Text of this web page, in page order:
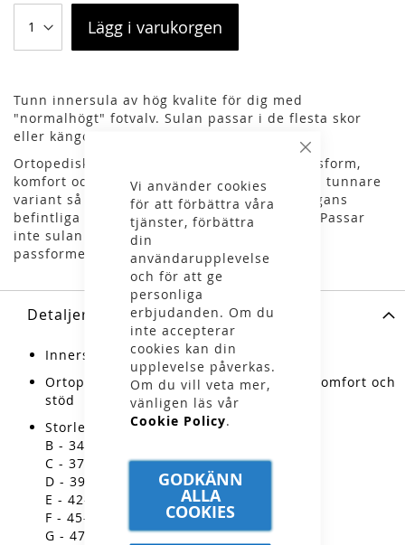
Stäng
Vi använder cookies
för att förbättra våra
tjänster, förbättra
din
användarupplevelse
och för att ge
personliga
erbjudanden. Om du
inte accepterar
cookies kan din
upplevelse påverkas.
Om du vill veta mer,
vänligen läs vår
Cookie Policy.
GODKÄNN
ALLA
COOKIES
Lägg i varukorgen
Tunn innersula av hög kvalite för dig med
"normalhögt" fotvalv. Sulan passar i de flesta skor
eller kängor.
Ortopediskt formad sula som förbättrar passform,
komfort och stöd för dina fötter. Sulan är en tunnare
variant så du kan enkelt plocka ur skon/kängans
befintliga sula och sätta i "Superfeet Blue". Passar
inte sulan perfekt direkt kan du klippa till
passformen.
Detaljer
Innersula till skor och kängor
Ortopediskt form förbättrar passform, komfort och
stöd
Storlekstabell:
B - 34-36
C - 37-38,5
D - 39-41
E - 42-44
F - 45-46,5
G - 47-49